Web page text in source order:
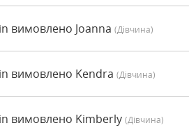
вимовлено Joanna (дівчина)
вимовлено Kendra (дівчина)
вимовлено Kimberly (дівчина)